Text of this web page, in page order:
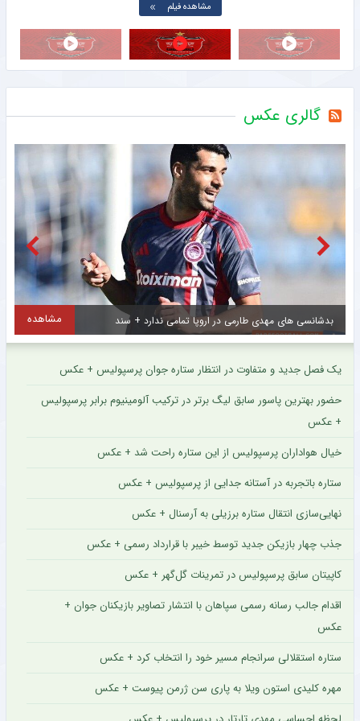
مشاهده فیلم
گالری عکس
بدشانسی های مهدی طارمی در اروپا تمامی ندارد + سند مشاهده
یک فصل جدید و متفاوت در انتظار ستاره جوان پرسپولیس + عکس
حضور بهترین پاسور سابق لیگ برتر در ترکیب آلومینیوم برابر پرسپولیس
+ عکس
خیال هواداران پرسپولیس از این ستاره راحت شد + عکس
ستاره باتجربه در آستانه جدایی از پرسپولیس + عکس
نهایی‌سازی انتقال ستاره برزیلی به آرسنال + عکس
جذب چهار بازیکن جدید توسط خیبر با قرارداد رسمی + عکس
کاپیتان سابق پرسپولیس در تمرینات گل‌گهر + عکس
اقدام جالب رسانه رسمی سپاهان با انتشار تصاویر بازیکنان جوان +
عکس
ستاره استقلالی سرانجام مسیر خود را انتخاب کرد + عکس
مهره کلیدی استون ویلا به پاری سن ژرمن پیوست + عکس